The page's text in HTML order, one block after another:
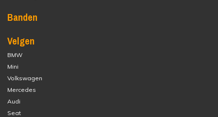
Banden
Velgen
BMW
Mini
Volkswagen
Mercedes
Audi
Seat